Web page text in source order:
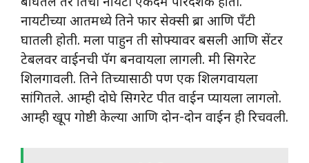
नायटीच्या आतमध्ये तिने फार सेक्सी ब्रा आणि पॅंटी
घातली होती. मला पाहुन ती सोफ्यावर बसली आणि सेंटर
टेबलवर वाईनची पॅग बनवायला लागली. मी सिगरेट
शिलगावली. तिने तिच्यासाठी पण एक शिलगवायला
सांगितले. आम्ही दोघे सिगरेट पीत वाईन प्यायला लागलो.
आम्ही खूप गोष्टी केल्या आणि दोन-दोन वाईन ही रिचवली.